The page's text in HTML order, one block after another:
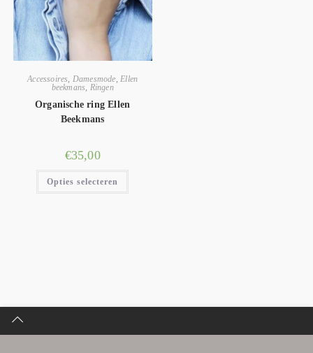
Accessoires Damesmode Ellen
beekmans
Ringen
Organische ring Ellen
Beekmans
€35,00
Opties selecteren